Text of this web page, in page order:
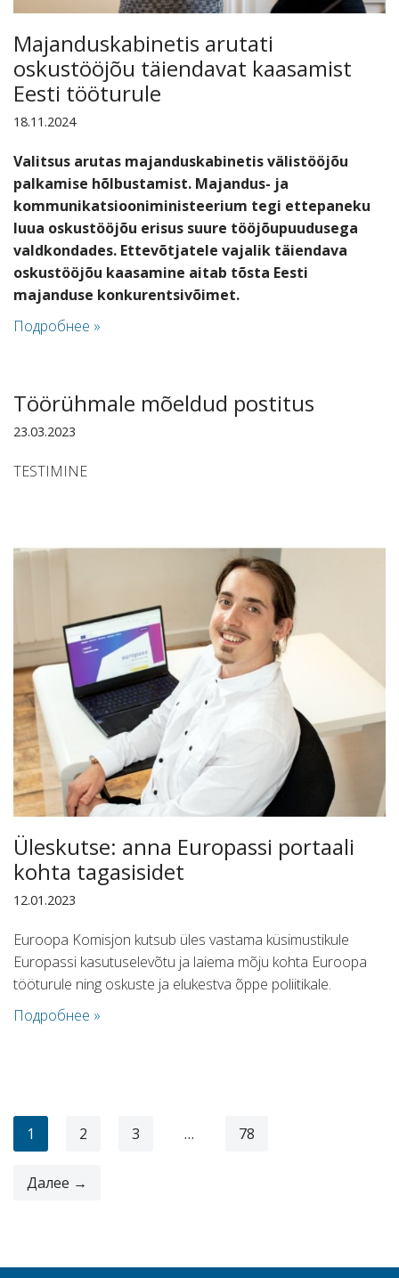
Majanduskabinetis arutati
oskustööjõu täiendavat kaasamist
Eesti tööturule
18.11.2024
Valitsus arutas majanduskabinetis välistööjõu
palkamise hõlbustamist. Majandus- ja
kommunikatsiooniministeerium tegi ettepaneku
luua oskustööjõu erisus suure tööjõupuudusega
valdkondades. Ettevõtjatele vajalik täiendava
oskustööjõu kaasamine aitab tõsta Eesti
majanduse konkurentsivõimet.
Подробнее »
Töörühmale mõeldud postitus
23.03.2023
TESTIMINE
Üleskutse: anna Europassi portaali
kohta tagasisidet
12.01.2023
Euroopa Komisjon kutsub üles vastama küsimustikule
Europassi kasutuselevõtu ja laiema mõju kohta Euroopa
tööturule ning oskuste ja elukestva õppe poliitikale.
Подробнее »
1 2 3 … 78
Далее →